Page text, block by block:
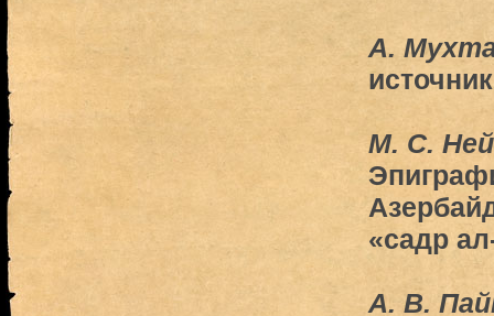
А.
М. С.
«садр
А. В.